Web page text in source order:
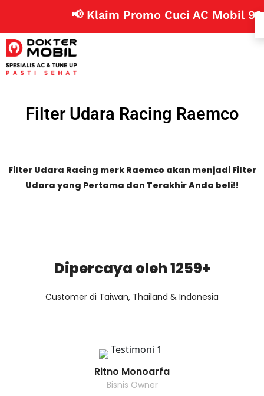
📢 Klaim Promo Cuci AC Mobil 99
Filter Udara Racing Raemco
Filter Udara Racing merk Raemco akan menjadi Filter
Udara yang Pertama dan Terakhir Anda beli!!
Dipercaya oleh 1259+
Customer di Taiwan, Thailand & Indonesia
Ritno Monoarfa
Bisnis Owner